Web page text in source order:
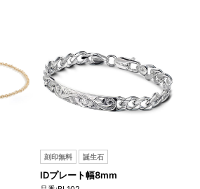
刻印無料 誕生石
IDプレート幅8mm